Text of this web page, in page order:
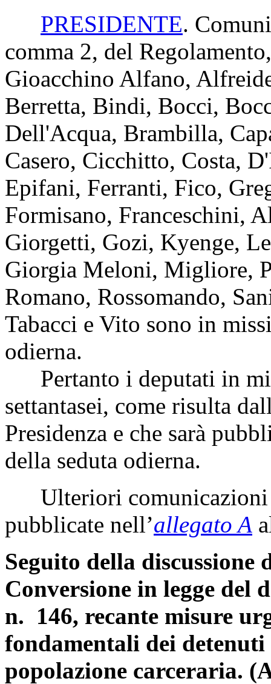
PRESIDENTE.
comma 2, del
Gioacchino Alfano,
Berretta, Bindi, Bocci,
Dell'Acqua, Brambilla,
Casero, Cicchitto, Costa,
Epifani, Ferranti, Fico,
Formisano, Franceschini,
Giorgetti, Gozi, Kyenge,
Giorgia Meloni, Migliore,
Romano, Rossomando,
Tabacci e Vito sono in
odierna.
Pertanto i deputati in
settantasei, come risulta
Presidenza e che sarà
della seduta odierna.
Ulteriori comunicazioni
pubblicate nell’allegato A
Seguito della discussione
Conversione in legge del
n. 146, recante misure
fondamentali dei
popolazione carceraria.